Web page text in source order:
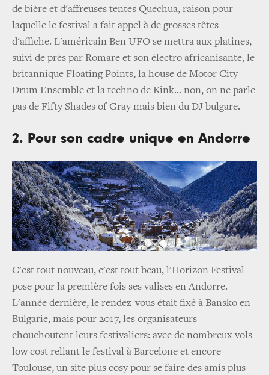
de bière et d'affreuses tentes Quechua, raison pour
laquelle le festival a fait appel à de grosses têtes
d'affiche. L'américain Ben UFO se mettra aux platines,
suivi de près par Romare et son électro africanisante, le
britannique Floating Points, la house de Motor City
Drum Ensemble et la techno de Kink... non, on ne parle
pas de Fifty Shades of Gray mais bien du DJ bulgare.
2. Pour son cadre unique en Andorre
C'est tout nouveau, c'est tout beau, l'Horizon Festival
pose pour la première fois ses valises en Andorre.
L'année dernière, le rendez-vous était fixé à Bansko en
Bulgarie, mais pour 2017, les organisateurs
chouchoutent leurs festivaliers: avec de nombreux vols
low cost reliant le festival à Barcelone et encore
Toulouse, un site plus cosy pour se faire des amis plus